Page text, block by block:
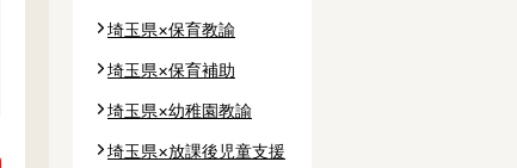
埼玉県×保育教諭
埼玉県×保育補助
埼玉県×幼稚園教諭
埼玉県×放課後児童支援